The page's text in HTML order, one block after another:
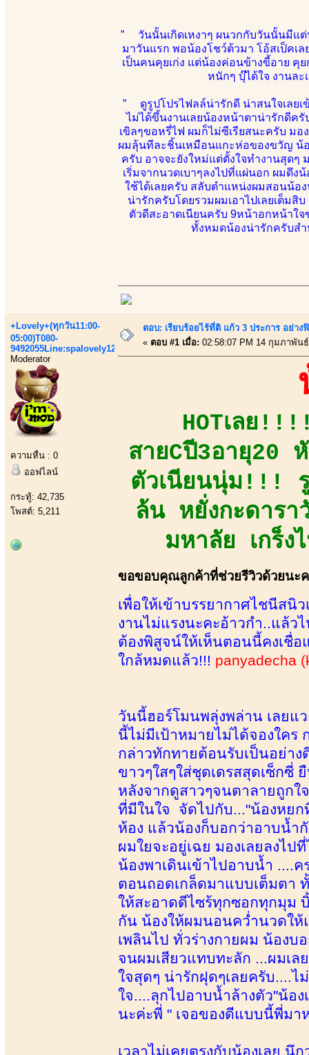
” วันนั้นเกิดเหงาๆ ผนวกกับวันนั้นมีแต่
มาวันแรก พอน้องโชว์ต้วมา โอ้สเป็คเ
เป็นคนคุยเก่ง แต่น้องค่อนข้างขี้อาย คุ
หนักๆ บุ๊ได้ใจ งานละ
” ดูรูปโปรไฟลล์น่ารักดี น่าสนใจเลยเ
ไม่ได้ขึ้นงานเลยน้องหน้าตาน่ารักดีค
เขิลๆขอหรี่ไฟ ผมก็ไม่ซีเรียสนะครับ ม
ผมลุ้นทีละชิ้นเหมือนแกะห่อของขวัญ น้
ครับ อาจจะยังใหม่แต่ตั้งใจทำงานสุดๆ
เริ่มจากนวดเบาๆลงไปที่แผ่นอก ผมดึ
ใช้ได้เลยครับ สลับตำแหน่งผมสอนน้
น่ารักครับโดยรวมผมเอาไปเลยเต็มสิ
ตัวดีสะอาดเนียนครับ 9หน้าอกหน้าใ
ทั้งหมดน้องน่ารักครับสำ
+Lovely+(ทุกวัน11:00-
05:00)T080-
9492055Line:spalovely123
Moderator
ความหื่น : 0
ออฟไลน์
กระทู้: 42,735
โพสต์: 5,211
ตอบ: เรียบร้อยไร้ที่ติ แก้ว 3 ประการ อย่า
« ตอบ #1 เมื่อ: 02:58:07 PM 14 กุมภาพัน
HOTเลย
สายCปี3อายุ20
ตัวเนียนนุ่ม!!! รู
ล้น หยั่งกะดาร
มหาลัย เกร็
ขอขอบคุณลูกค้าที่ช่วยรีวิวด้วยนะ
เพื่อให้เข้าบรรยากาศไชนีสนิ
งานไม่แรงนะคะอ้าวกำ..แล้ว
ต้องพิสูจน์ให้เห็นตอนนี้คงเชื่
ใกล้หมดแล้ว!!! panyadecha
วันนี้ฮอร์โมนพลุ่งพล่าน เลยแ
นี้ไม่มีเป้าหมายไม่ได้จองใคร
กล่าวทักทายต้อนรับเป็นอย่า
ขาวๆใสๆใส่ชุดเดรสสุดเซ็กซี่
หลังจากดูสาวๆจนตาลายถูก
ที่มีในใจ จัดไปกับ..."น้องหย
ห้อง แล้วน้องก็บอกว่าอาบน้ำ
ผมใยจะอยู่เฉย มองเลยลงไ
น้องพาเดินเข้าไปอาบน้ำ ....
ตอนถอดเกล็ดมาแบบเต็มตา
ให้สะอาดดีไซร้ทุกซอกทุกมุม
กัน น้องให้ผมนอนคว่ำนวดให้
เพลินไป ทั่วร่างกายผม น้องบ
จนผมเสียวแทบทะลัก ...ผมเ
ใจสุดๆ น่ารักฝุดๆเลยครับ....ไ
ใจ....ลุกไปอาบน้ำล้างตัว"น้อ
นะค่ะพี่ " เจอของดีแบบนี้พี่ม
เวลาไม่เคยตรงกับน้องเลย